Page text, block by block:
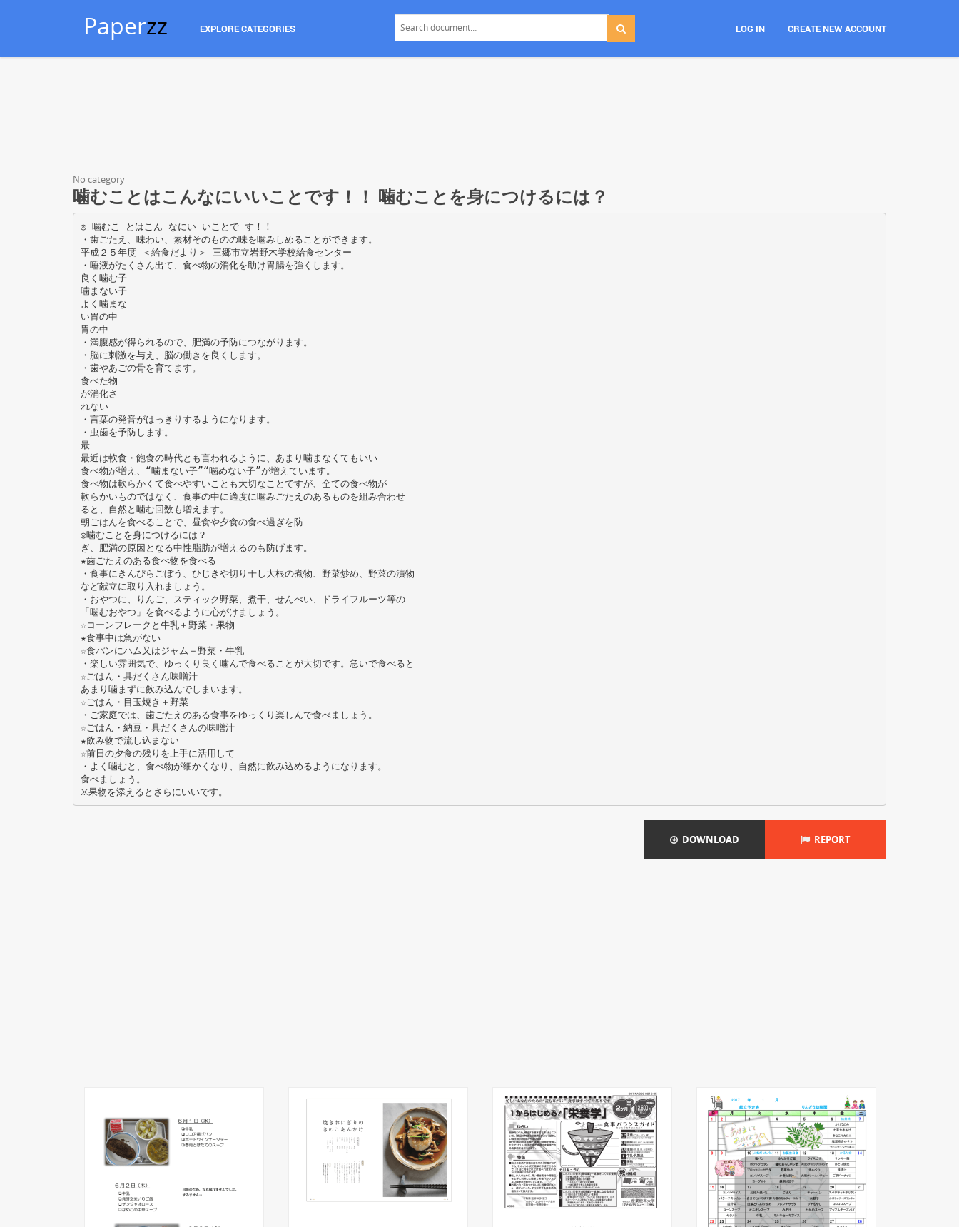
Paperzz EXPLORE CATEGORIES LOG IN CREATE NEW ACCOUNT
No category
噛むことはこんなにいいことです！！ 噛むことを身につけるには？
◎ 噛むこ とはこん なにい いことで す！！
・歯ごたえ、味わい、素材そのものの味を噛みしめることができます。
平成２５年度 ＜給食だより＞ 三郷市立岩野木学校給食センター
・唾液がたくさん出て、食べ物の消化を助け胃腸を強くします。
良く噛む子
噛まない子
よく噛まな
い胃の中
胃の中
・満腹感が得られるので、肥満の予防につながります。
・脳に刺激を与え、脳の働きを良くします。
・歯やあごの骨を育てます。
食べた物
が消化さ
れない
・言葉の発音がはっきりするようになります。
・虫歯を予防します。
最
最近は軟食・飽食の時代とも言われるように、あまり噛まなくてもいい
食べ物が増え、“噛まない子”“噛めない子”が増えています。
食べ物は軟らかくて食べやすいことも大切なことですが、全ての食べ物が
軟らかいものではなく、食事の中に適度に噛みごたえのあるものを組み合わせ
ると、自然と噛む回数も増えます。
朝ごはんを食べることで、昼食や夕食の食べ過ぎを防
◎噛むことを身につけるには？
ぎ、肥満の原因となる中性脂肪が増えるのも防げます。
★歯ごたえのある食べ物を食べる
・食事にきんぴらごぼう、ひじきや切り干し大根の煮物、野菜炒め、野菜の漬物
など献立に取り入れましょう。
・おやつに、りんご、スティック野菜、煮干、せんべい、ドライフルーツ等の
「噛むおやつ」を食べるように心がけましょう。
☆コーンフレークと牛乳＋野菜・果物
★食事中は急がない
☆食パンにハム又はジャム＋野菜・牛乳
・楽しい雰囲気で、ゆっくり良く噛んで食べることが大切です。急いで食べると
☆ごはん・具だくさん味噌汁
あまり噛まずに飲み込んでしまいます。
☆ごはん・目玉焼き＋野菜
・ご家庭では、歯ごたえのある食事をゆっくり楽しんで食べましょう。
☆ごはん・納豆・具だくさんの味噌汁
★飲み物で流し込まない
☆前日の夕食の残りを上手に活用して
・よく噛むと、食べ物が細かくなり、自然に飲み込めるようになります。
食べましょう。
DOWNLOAD REPORT